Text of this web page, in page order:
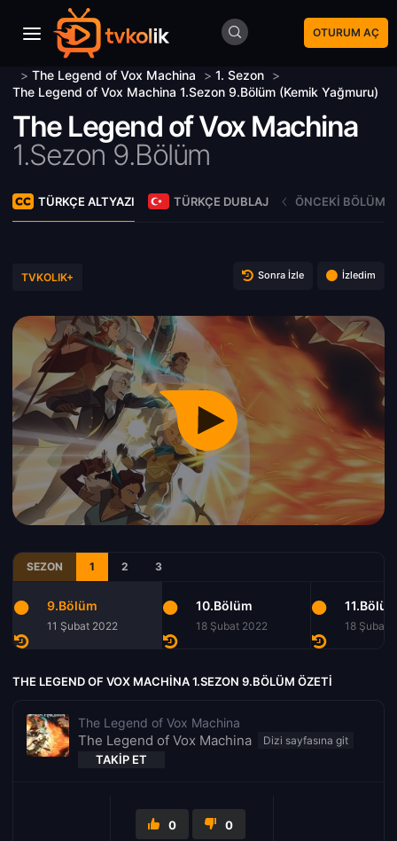
OTURUM AÇ
> The Legend of Vox Machina > 1. Sezon >
The Legend of Vox Machina 1.Sezon 9.Bölüm (Kemik Yağmuru)
The Legend of Vox Machina
1.Sezon 9.Bölüm
TÜRKÇE ALTYAZI TÜRKÇE DUBLAJ ÖNCEKI BÖLÜM
TVKOLIK+ Sonra İzle İzledim
SEZON 1 2 3
9.Bölüm
11 Şubat 2022
10.Bölüm
18 Şubat 2022 18 Şubat
THE LEGEND OF VOX MACHINA 1.SEZON 9.BÖLÜM ÖZETI
The Legend of Vox Machina
The Legend of Vox Machina
TAKIP ET
0 0